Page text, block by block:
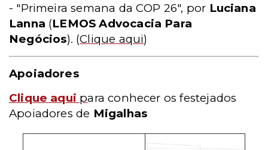
- "Primeira semana da COP 26", por Luciana
Lanna (LEMOS Advocacia Para
Negócios). (Clique aqui)
Apoiadores
Clique aqui para conhecer os festejados
Apoiadores de Migalhas